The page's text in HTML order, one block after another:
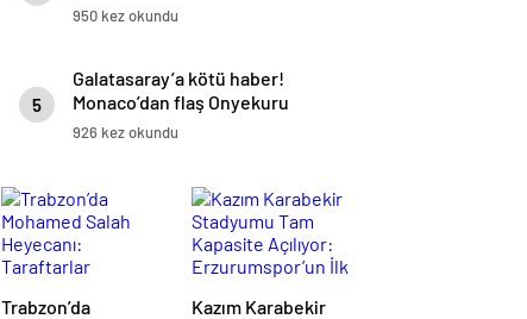
950 kez okundu
5
Galatasaray’a kötü haber!
Monaco’dan flaş Onyekuru
kararı.
926 kez okundu
Trabzon’da
Kazım Karabekir